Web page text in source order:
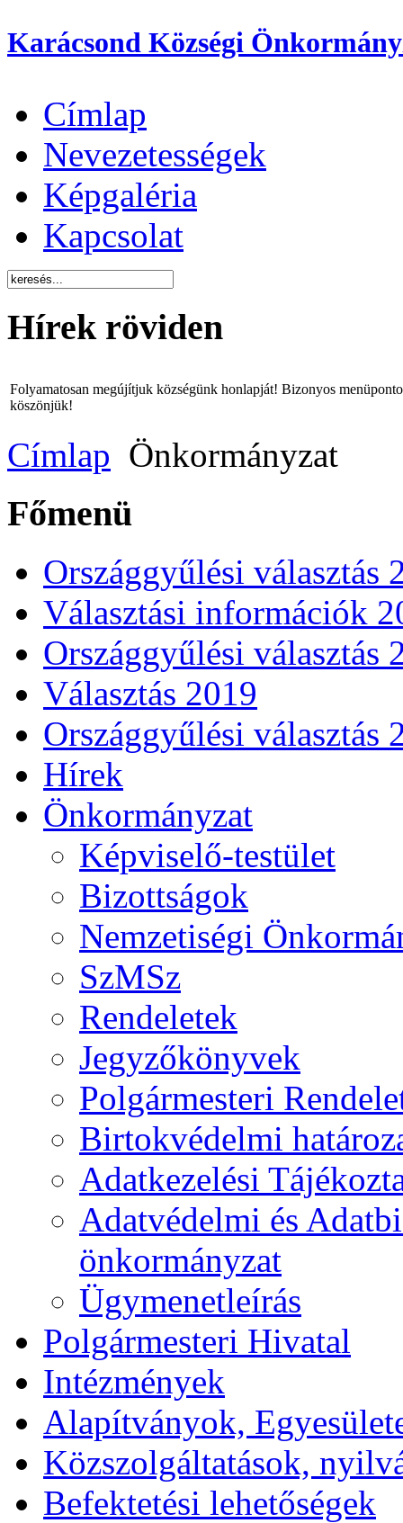
Karácsond Községi
Címlap
Nevezetességek
Képgaléria
Kapcsolat
Hírek röviden
Folyamatosan megújítjuk községünk honlapját! Bizonyos
köszönjük!
Címlap Önkormányzat
Főmenü
Országgyűlési választás
Választási információk
Országgyűlési választás
Választás 2019
Országgyűlési választás
Hírek
Önkormányzat
Képviselő-testület
Bizottságok
Nemzetiségi
SzMSz
Rendeletek
Jegyzőkönyvek
Polgármesteri
Birtokvédelmi
Adatkezelési
Adatvédelmi és
önkormányzat
Ügymenetleírás
Polgármesteri Hivatal
Intézmények
Alapítványok,
Közszolgáltatások,
Befektetési lehetőségek